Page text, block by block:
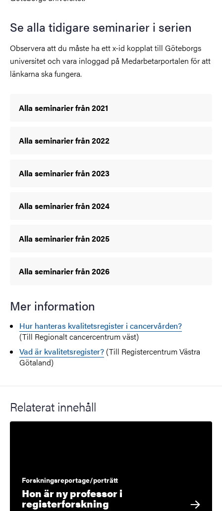
Se alla tidigare seminarier i serien
Observera att du måste ha ett x-id kopplat till Göteborgs
universitet och vara inloggad på Medarbetarportalen för att
länkarna ska fungera.
Alla seminarier från 2021
Alla seminarier från 2022
Alla seminarier från 2023
Alla seminarier från 2024
Alla seminarier från 2025
Alla seminarier från 2026
Mer information
Hur hanteras kvalitetsregister i cancervården?
(Till Regionalt cancercentrum väst)
Vad är kvalitetsregister? (Till Registercentrum Västra
Götaland)
Relaterat innehåll
Forskningsreportage/porträtt
Hon är ny professor i
registerforskning